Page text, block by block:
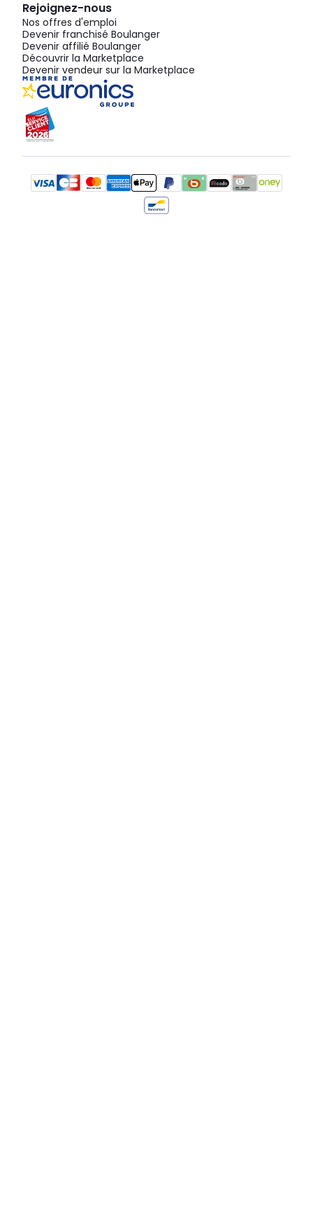
Rejoignez-nous
Nos offres d'emploi
Devenir franchisé Boulanger
Devenir affilié Boulanger
Découvrir la Marketplace
Devenir vendeur sur la Marketplace